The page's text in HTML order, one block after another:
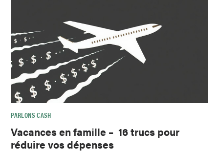
PARLONS CASH
Vacances en famille – 16 trucs pour
réduire vos dépenses